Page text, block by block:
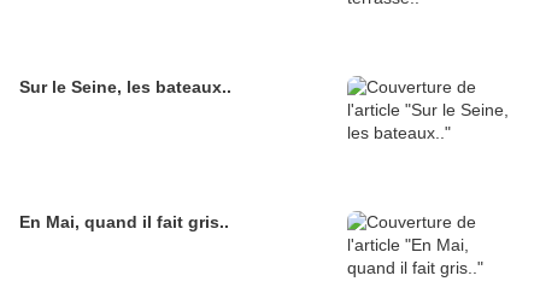
Sur le Seine, les bateaux..
En Mai, quand il fait gris..